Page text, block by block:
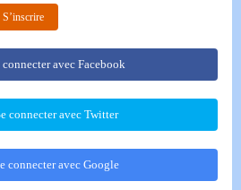
S’inscrire
connecter avec Facebook
connecter avec Twitter
connecter avec Google